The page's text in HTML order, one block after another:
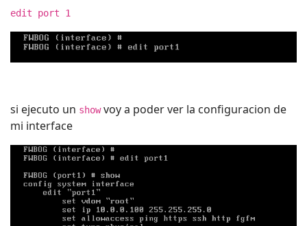
edit port 1
si ejecuto un showvoy a poder ver la configuracion de
mi interface